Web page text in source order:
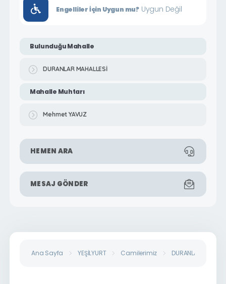
Engelliler İçin Uygun mu? Uygun Değil
Bulunduğu Mahalle
DURANLAR MAHALLESİ
Mahalle Muhtarı
Mehmet YAVUZ
HEMEN ARA
MESAJ GÖNDER
Ana Sayfa YEŞİLYURT Camilerimiz DURANLAR